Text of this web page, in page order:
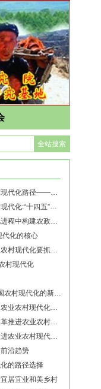
蔡卓:可复制可推广的农业农村现代化路径——《再造乡土:历史坐标地的新山乡巨变》新
宋洪远等:推进和拓展农业农村现代化:“十四五”回顾与“十五五”展望
代化的核心
村现代化
张乐天:家户现代化──理解中国农村现代化的新视角
刘守英等:以进一步全面深化改革推进农业农村现代化
左停等:以全面深化农村改革推进农业农村现代化:内在逻辑､历史经验与现实路径
沿趋势
的路径选择
居宜业和美乡村